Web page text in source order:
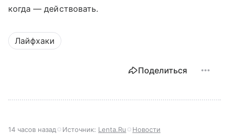
когда — действовать.
Лайфхаки
Поделиться
14 часов назад Источник: Lenta.Ru Новости